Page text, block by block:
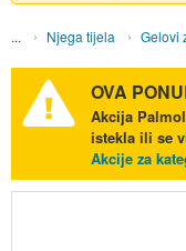
Njega tijela Gelovi
OVA
Akcija
istekla ili se
Akcije za